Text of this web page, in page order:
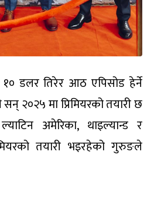
डलर तिरेर आठ एपिसोड हेर्ने
२०२५ मा प्रिमियरको तयारी छ
अमेरिका, थाइल्यान्ड र
तयारी भइरहेको गुरुङले